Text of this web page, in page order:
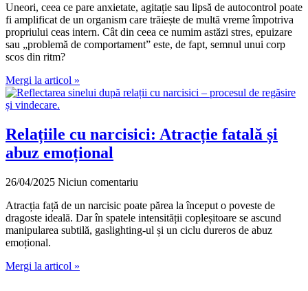
Uneori, ceea ce pare anxietate, agitație sau lipsă de autocontrol poate
fi amplificat de un organism care trăiește de multă vreme împotriva
propriului ceas intern. Cât din ceea ce numim astăzi stres, epuizare
sau „problemă de comportament” este, de fapt, semnul unui corp
scos din ritm?
Mergi la articol »
Relațiile cu narcisici: Atracție fatală și
abuz emoțional
26/04/2025 Niciun comentariu
Atracția față de un narcisic poate părea la început o poveste de
dragoste ideală. Dar în spatele intensității copleșitoare se ascund
manipularea subtilă, gaslighting-ul și un ciclu dureros de abuz
emoțional.
Mergi la articol »